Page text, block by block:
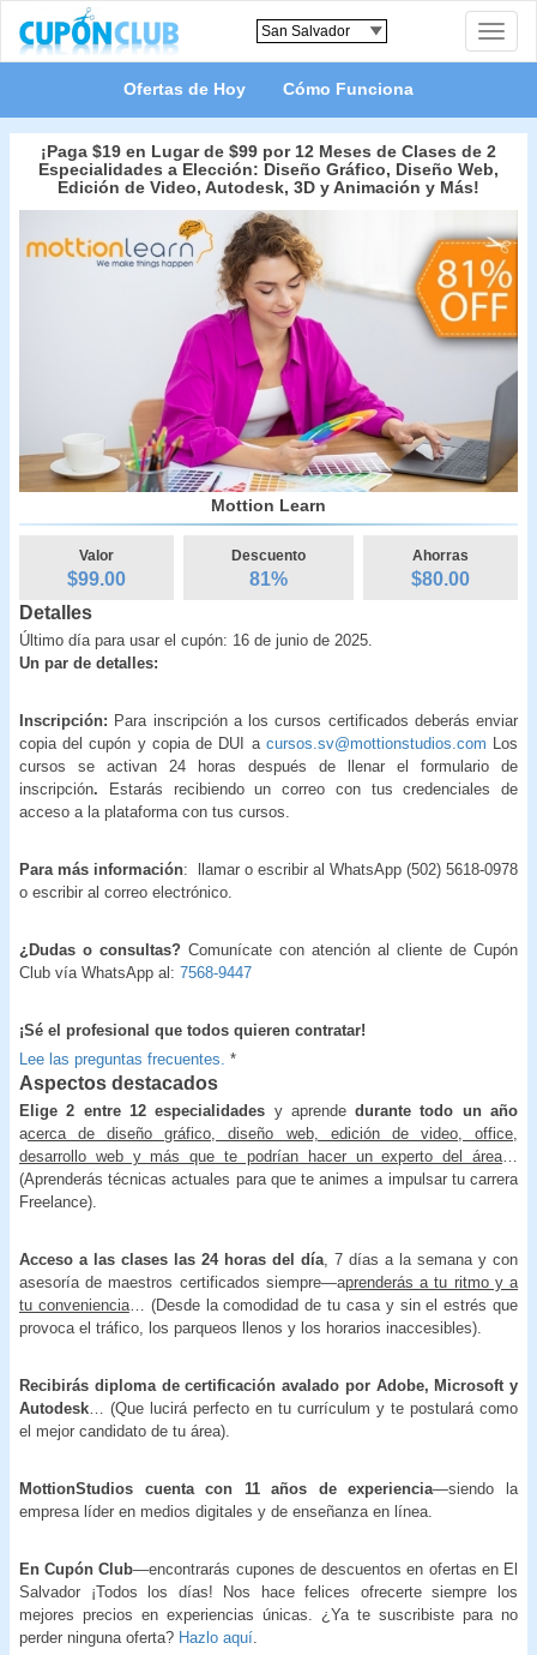
Toggle
Ofertas de Hoy Cómo Funciona
¡Paga $19 en Lugar de $99 por 12 Meses de Clases de 2
Especialidades a Elección: Diseño Gráfico, Diseño Web,
Edición de Video, Autodesk, 3D y Animación y Más!
Mottion Learn
Valor
$99.00
Descuento
81%
Ahorras
$80.00
Detalles
Último día para usar el cupón: 16 de junio de 2025.
Un par de detalles:
Inscripción: Para inscripción a los cursos certificados deberás enviar
copia del cupón y copia de DUI a cursos.sv@mottionstudios.com Los
cursos se activan 24 horas después de llenar el formulario de
inscripción. Estarás recibiendo un correo con tus credenciales de
acceso a la plataforma con tus cursos.
Para más información:
llamar o escribir al WhatsApp (502) 5618-0978
o escribir al correo electrónico.
¿Dudas o consultas? Comunícate con atención al cliente de Cupón
Club vía WhatsApp al: 7568-9447
¡Sé el profesional que todos quieren contratar!
Lee las preguntas frecuentes. *
Aspectos destacados
Elige 2 entre 12 especialidades y aprendedurante todo un año
acerca de diseño gráfico, diseño web, edición de video, office,
desarrollo web y más que te podrían hacer un experto del área
(Aprenderás técnicas actuales para que te animes a impulsar tu carrera
Freelance).
Acceso a las clases las 24 horas del día , 7 días a la semana y con
asesoría de maestros certificados siempre—aprenderás a tu ritmo y a
tu conveniencia… (Desde la comodidad de tu casa y sin el estrés que
provoca el tráfico, los parqueos llenos y los horarios inaccesibles).
Recibirás diploma de certificación avalado por Adobe, Microsoft y
Autodesk … (Que lucirá perfecto en tu currículum y te postulará como
el mejor candidato de tu área).
MottionStudios cuenta con 11 años de experiencia—siendo la
empresa líder en medios digitales y de enseñanza en línea.
En Cupón Club—encontrarás cupones de descuentos en ofertas en El
Salvador ¡Todos los días! Nos hace felices ofrecerte siempre los
mejores precios en experiencias únicas. ¿Ya te suscribiste para no
perder ninguna oferta? Hazlo aquí